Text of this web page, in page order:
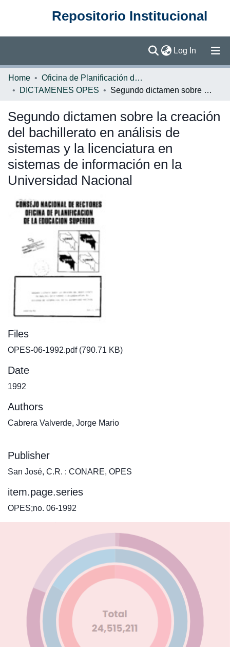
Repositorio Institucional
Log In (current)
Communities & Collections
Statistics
Home
Oficina de Planificación de la Educación Superior (OPES)
DICTAMENES OPES
Segundo dictamen sobre la creación del bachillerato en análisis de sistemas y la licenciatura en sistemas de información en la Universidad Nacional
Segundo dictamen sobre la creación
del bachillerato en análisis de
sistemas y la licenciatura en
sistemas de información en la
Universidad Nacional
Files
OPES-06-1992.pdf(790.71 KB)
Date
1992
Authors
Cabrera Valverde, Jorge Mario
Publisher
San José, C.R. : CONARE, OPES
item.page.series
OPES;no. 06-1992